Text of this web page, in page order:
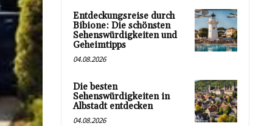
Entdeckungsreise durch
Bibione: Die schönsten
Sehenswürdigkeiten und
Geheimtipps
04.08.2026
Die besten
Sehenswürdigkeiten in
Albstadt entdecken
04.08.2026